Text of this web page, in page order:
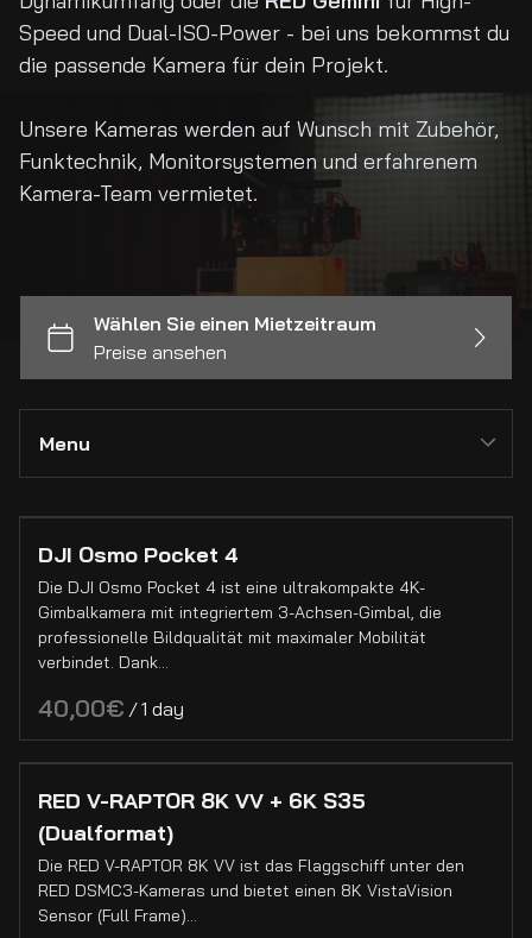
Speed und Dual-ISO-Power - bei uns bekommst du
die passende Kamera für dein Projekt.
Unsere Kameras werden auf Wunsch mit Zubehör,
Funktechnik, Monitorsystemen und erfahrenem
Kamera-Team vermietet.
Menu
Kameras
Cinema Kameras
Foto Kameras
Drohnen
Kamera Zubehör
Filter & Matteboxen
Objektive
PL-Mount Objektive
EF-Mount Objektive
Sony E-Mount Objektive
C-Mount Objektive
Sony E-Mount Objektive
Pl-Mount Objektive
DJI Osmo Pocket 4
Die DJI Osmo Pocket 4 ist eine ultrakompakte 4K-
Gimbalkamera mit integriertem 3-Achsen-Gimbal, die
professionelle Bildqualität mit maximaler Mobilität
verbindet. Dank…
/
RED V-RAPTOR 8K VV + 6K S35
(Dualformat)
Die RED V-RAPTOR 8K VV ist das Flaggschiff unter den
RED DSMC3-Kameras und bietet einen 8K VistaVision
Sensor (Full Frame)…